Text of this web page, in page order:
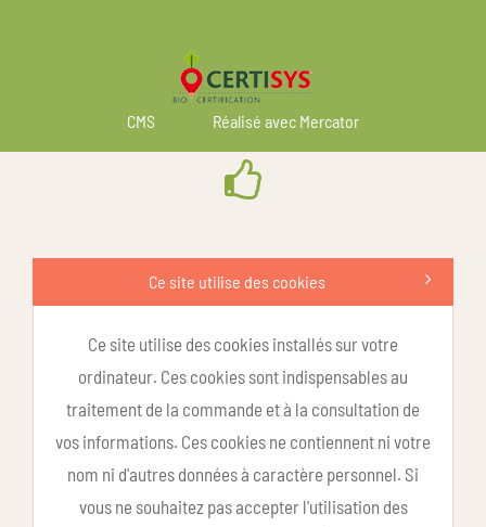
CMS Réalisé avec Mercator
Ce site utilise des cookies
Ce site utilise des cookies installés sur votre
ordinateur. Ces cookies sont indispensables au
traitement de la commande et à la consultation de
vos informations. Ces cookies ne contiennent ni votre
nom ni d'autres données à caractère personnel. Si
vous ne souhaitez pas accepter l'utilisation des